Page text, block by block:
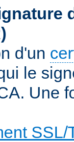
d'un
le
Une
SSL/